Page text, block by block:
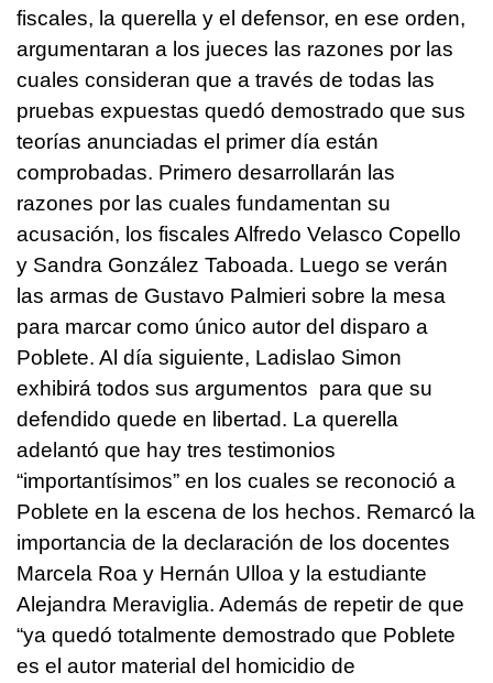
fiscales, la querella y el defensor, en ese orden,
argumentaran a los jueces las razones por las
cuales consideran que a través de todas las
pruebas expuestas quedó demostrado que sus
teorías anunciadas el primer día están
comprobadas. Primero desarrollarán las
razones por las cuales fundamentan su
acusación, los fiscales Alfredo Velasco Copello
y Sandra González Taboada. Luego se verán
las armas de Gustavo Palmieri sobre la mesa
para marcar como único autor del disparo a
Poblete. Al día siguiente, Ladislao Simon
exhibirá todos sus argumentos para que su
defendido quede en libertad. La querella
adelantó que hay tres testimonios
“importantísimos” en los cuales se reconoció a
Poblete en la escena de los hechos. Remarcó la
importancia de la declaración de los docentes
Marcela Roa y Hernán Ulloa y la estudiante
Alejandra Meraviglia. Además de repetir de que
“ya quedó totalmente demostrado que Poblete
es el autor material del homicidio de